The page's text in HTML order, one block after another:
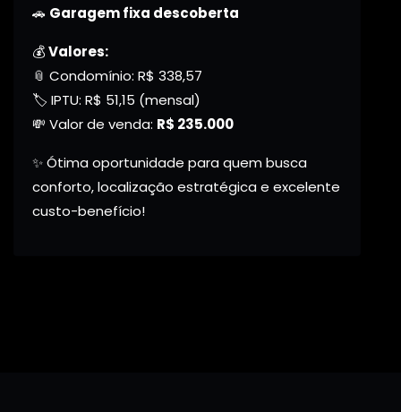
🚗 Garagem fixa descoberta
💰Valores:
📎 Condomínio: R$ 338,57
🏷️ IPTU: R$ 51,15 (mensal)
💸 Valor de venda: R$ 235.000
✨ Ótima oportunidade para quem busca
conforto, localização estratégica e excelente
custo-benefício!